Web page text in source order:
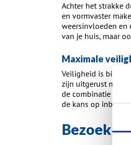
Achter het strakke
en vormvaster
weersinvloeden en
van je huis, maar
Maximale
Veiligheid is bij
zijn uitgerust met
de combinatie van
de kans op inbraak
Bezoek